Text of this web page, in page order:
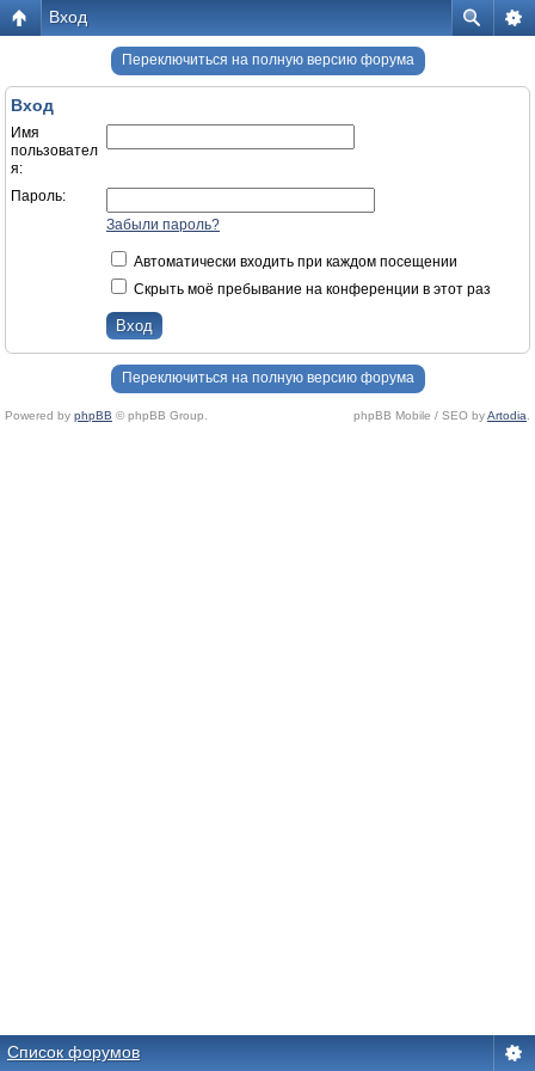
Вход
Переключиться на полную версию форума
Вход
Имя
пользовател
я:
Пароль:
Забыли пароль?
Автоматически входить при каждом посещении
Скрыть моё пребывание на конференции в этот раз
Переключиться на полную версию форума
Powered by phpBB © phpBB Group. phpBB Mobile / SEO byArtodia
Список форумов